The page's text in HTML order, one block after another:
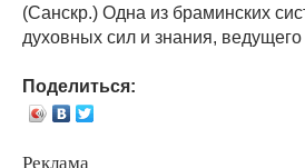
(Санскр.) Одна из браминских
духовных сил и знания, ведущего
Поделиться:
Реклама